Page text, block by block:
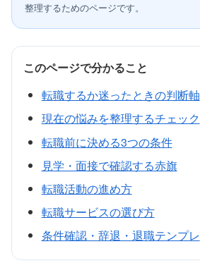
整理するためのページです。
このページで分かること
転職するか迷ったときの判断軸
現在の悩みを整理するチェック
転職前に決める3つの条件
見学・面接で確認する赤旗
転職活動の進め方
転職サービスの選び方
条件確認・辞退・退職テンプレ